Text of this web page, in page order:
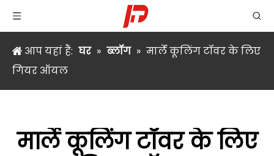
आप यहां हैं: घर » ब्लॉग » मार्ले कूलिंग टॉवर के लिए
गियर ऑयल
मार्ले कूलिंग टॉवर के लिए